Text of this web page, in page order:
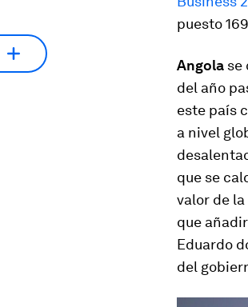
puesto
Angola se
del año
este país
a nivel
que se
valor de
que
Eduardo
del